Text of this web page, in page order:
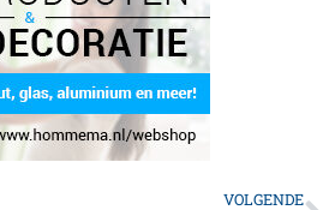
VOLGENDE